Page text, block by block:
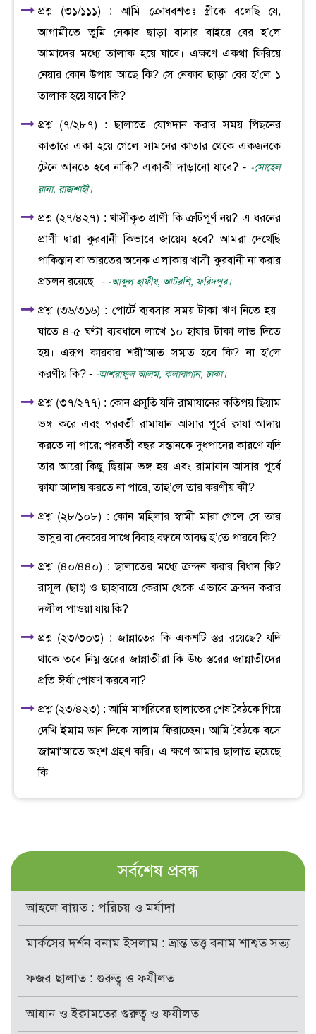
প্রশ্ন (৩১/১১১) : আমি ক্রোধবশতঃ স্ত্রীকে বলেছি যে,
আগামীতে তুমি নেকাব ছাড়া বাসার বাইরে বের হ’লে
আমাদের মধ্যে তালাক হয়ে যাবে। এক্ষণে একথা ফিরিয়ে
নেয়ার কোন উপায় আছে কি? সে নেকাব ছাড়া বের হ’লে ১
তালাক হয়ে যাবে কি?
প্রশ্ন (৭/২৮৭) : ছালাতে যোগদান করার সময় পিছনের
কাতারে একা হয়ে গেলে সামনের কাতার থেকে একজনকে
টেনে আনতে হবে নাকি? একাকী দাড়ানো যাবে? - -সোহেল
রানা, রাজশাহী।
প্রশ্ন (২৭/৪২৭) : খাসীকৃত প্রাণী কি ত্রুটিপূর্ণ নয়? এ ধরনের
প্রাণী দ্বারা কুরবানী কিভাবে জায়েয হবে? আমরা দেখেছি
পাকিস্তান বা ভারতের অনেক এলাকায় খাসী কুরবানী না করার
প্রচলন রয়েছে। - -আব্দুল হাফীয, আটরশি, ফরিদপুর।
প্রশ্ন (৩৬/৩১৬) : পোর্টে ব্যবসার সময় টাকা ঋণ নিতে হয়।
যাতে ৪-৫ ঘণ্টা ব্যবধানে লাখে ১০ হাযার টাকা লাভ দিতে
হয়। এরূপ কারবার শরী‘আত সম্মত হবে কি? না হ’লে
করণীয় কি? - -আশরাফুল আলম, কলাবাগান, ঢাকা।
প্রশ্ন (৩৭/২৭৭) : কোন প্রসূতি যদি রামাযানের কতিপয় ছিয়াম
ভঙ্গ করে এবং পরবর্তী রামাযান আসার পূর্বে ক্বাযা আদায়
করতে না পারে; পরবর্তী বছর সন্তানকে দুধপানের কারণে যদি
তার আরো কিছু ছিয়াম ভঙ্গ হয় এবং রামাযান আসার পূর্বে
ক্বাযা আদায় করতে না পারে, তাহ’লে তার করণীয় কী?
প্রশ্ন (২৮/১০৮) : কোন মহিলার স্বামী মারা গেলে সে তার
ভাসুর বা দেবরের সাথে বিবাহ বন্ধনে আবদ্ধ হ’তে পারবে কি?
প্রশ্ন (৪০/৪৪০) : ছালাতের মধ্যে ক্রন্দন করার বিধান কি?
রাসূল (ছাঃ) ও ছাহাবায়ে কেরাম থেকে এভাবে ক্রন্দন করার
দলীল পাওয়া যায় কি?
প্রশ্ন (২৩/৩০৩) : জান্নাতের কি একশটি স্তর রয়েছে? যদি
থাকে তবে নিম্ন স্তরের জান্নাতীরা কি উচ্চ স্তরের জান্নাতীদের
প্রতি ঈর্ষা পোষণ করবে না?
প্রশ্ন (২৩/৪২৩) : আমি মাগরিবের ছালাতের শেষ বৈঠকে গিয়ে
দেখি ইমাম ডান দিকে সালাম ফিরাচ্ছেন। আমি বৈঠকে বসে
জামা‘আতে অংশ গ্রহণ করি। এ ক্ষণে আমার ছালাত হয়েছে
কি
সর্বশেষ প্রবন্ধ
আহলে বায়ত : পরিচয় ও মর্যাদা
মার্কসের দর্শন বনাম ইসলাম : ভ্রান্ত তত্ত্ব বনাম শাশ্বত সত্য
ফজর ছালাত : গুরুত্ব ও ফযীলত
আযান ও ইক্বামতের গুরুত্ব ও ফযীলত